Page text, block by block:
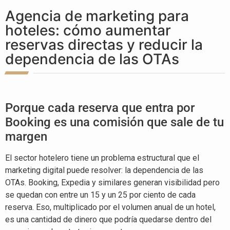
Agencia de marketing para
hoteles: cómo aumentar
reservas directas y reducir la
dependencia de las OTAs
Porque cada reserva que entra por
Booking es una comisión que sale de tu
margen
El sector hotelero tiene un problema estructural que el
marketing digital puede resolver: la dependencia de las
OTAs. Booking, Expedia y similares generan visibilidad pero
se quedan con entre un 15 y un 25 por ciento de cada
reserva. Eso, multiplicado por el volumen anual de un hotel,
es una cantidad de dinero que podría quedarse dentro del